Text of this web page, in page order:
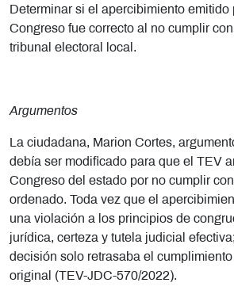
Determinar si el apercibimiento emitido
Congreso fue correcto al no cumplir
tribunal electoral local.
Argumentos
La ciudadana, Marion Cortes,
debía ser modificado para que el TEV
Congreso del estado por no cumplir
ordenado. Toda vez que el
una violación a los principios de
jurídica, certeza y tutela judicial
decisión solo retrasaba el
original (TEV-JDC-570/2022).